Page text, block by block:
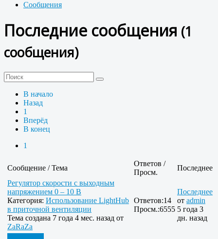
Сообщения
Последние сообщения (1
сообщения)
В начало
Назад
1
Вперёд
В конец
1
Сообщение / Тема
Ответов /
Просм.
Последнее
Регулятор скорости с выходным
напряжением 0 – 10 В
Категория: Использование LightHub
в приточной вентиляции
Тема создана 7 года 4 мес. назад от
ZaRaZa
Ответов:14
Просм.:6555
Последнее
от admin
5 года 3
дн. назад